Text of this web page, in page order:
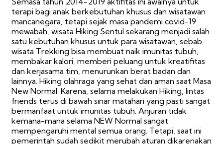
terapi bagi anak berkebutuhan khusus dan wisatawan
mancanegara, tetapi sejak masa pandemi covid-19
mewabah, wisata Hiking Sentul sekarang menjadi salah
satu kebutuhan khusus untuk para wisatawan, sebab
wisata Trekking bisa membuat naik imunitas tubuh,
membakar kalori, memberi peluang untuk kreatifitas
dan kerjasama tim, menurunkan berat badan dan
lainnya. Hiking olahraga yang sehat dan aman saat Masa
New Normal. Karena, selama melakukan Hiking, lintas
friends terus di bawah sinar matahari yang pasti sangat
bermanfaat untuk imunitas tubuh. Anjuran tidak
kemana-mana selama NEW Normal sangat
mempengaruhi mental semua orang. Tetapi, saat ini
pemerintah sudah sedikit merubah aturan dikarenakan